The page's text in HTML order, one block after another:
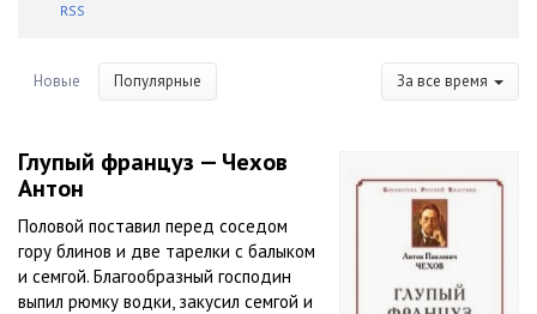
RSS
Новые Популярные За все время
Глупый француз — Чехов
Антон
Половой поставил перед соседом
гору блинов и две тарелки с балыком
и семгой. Благообразный господин
выпил рюмку водки, закусил семгой и